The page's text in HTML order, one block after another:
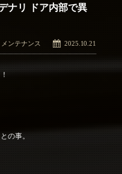
ナリ ドア内部で異
2025.10.21
メンテナンス
の事。